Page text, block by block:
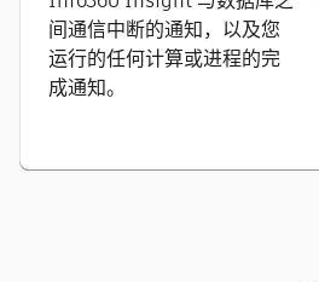
间通信中断的通知，以及您
运行的任何计算或进程的完
成通知。